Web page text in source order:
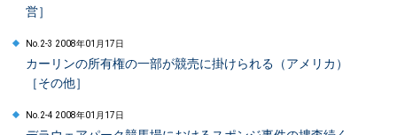
営］
No.2-3 2008年01月17日
カーリンの所有権の一部が競売に掛けられる（アメリカ）
［その他］
No.2-4 2008年01月17日